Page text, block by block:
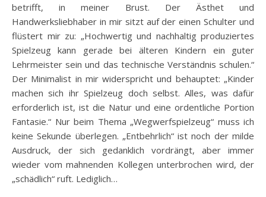
betrifft, in meiner Brust. Der Ästhet und
Handwerksliebhaber in mir sitzt auf der einen Schulter und
flüstert mir zu: „Hochwertig und nachhaltig produziertes
Spielzeug kann gerade bei älteren Kindern ein guter
Lehrmeister sein und das technische Verständnis schulen.“
Der Minimalist in mir widerspricht und behauptet: „Kinder
machen sich ihr Spielzeug doch selbst. Alles, was dafür
erforderlich ist, ist die Natur und eine ordentliche Portion
Fantasie.“ Nur beim Thema „Wegwerfspielzeug“ muss ich
keine Sekunde überlegen. „Entbehrlich“ ist noch der milde
Ausdruck, der sich gedanklich vordrängt, aber immer
wieder vom mahnenden Kollegen unterbrochen wird, der
„schädlich“ ruft. Lediglich…